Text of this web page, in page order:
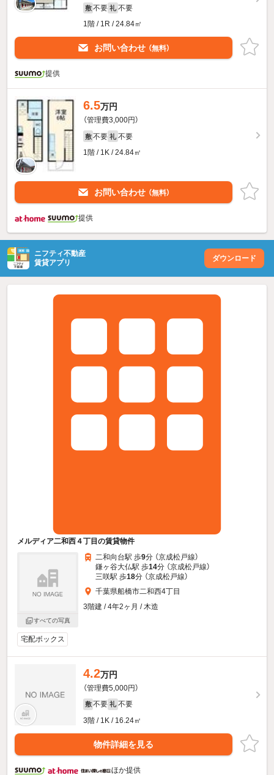
敷 不要 礼 不要
1階 / 1R / 24.84㎡
お問い合わせ （無料）
提供
6.5万円
（管理費3,000円）
敷 不要 礼 不要
1階 / 1K / 24.84㎡
お問い合わせ （無料）
提供
ニフティ不動産
賃貸アプリ
ダウンロード
メルディア二和西４丁目の賃貸物件
すべての写真
二和向台駅 歩9分 （京成松戸線）
鎌ヶ谷大仏駅 歩14分 （京成松戸線）
三咲駅 歩18分 （京成松戸線）
千葉県船橋市二和西4丁目
3階建 / 4年2ヶ月 / 木造
宅配ボックス
4.2万円
（管理費5,000円）
敷 不要 礼 不要
3階 / 1K / 16.24㎡
物件詳細を見る
ほか提供